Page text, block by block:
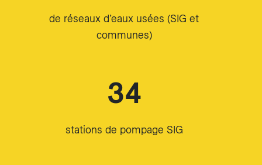
de réseaux d’eaux usées (SIG et
communes)
34
stations de pompage SIG